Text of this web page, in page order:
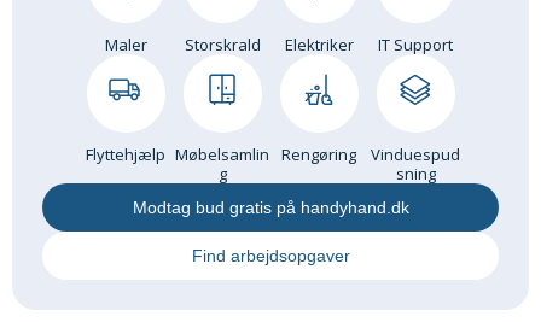
Maler Storskrald Elektriker IT Support
Flyttehjælp Møbelsamlin
g
Rengøring
Vinduespud
sning
Modtag bud gratis på handyhand.dk
Find arbejdsopgaver